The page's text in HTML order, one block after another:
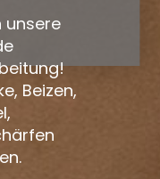
unsere
Beizen,